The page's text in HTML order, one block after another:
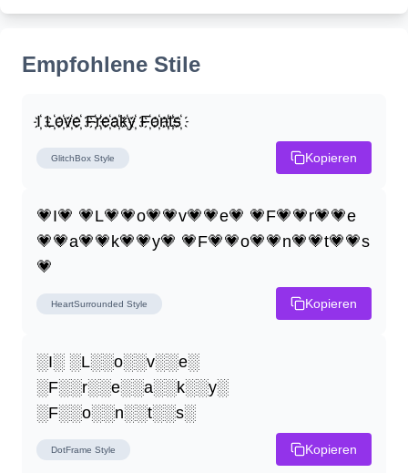
Empfohlene Stile
I҉ L҉o҉v҉e҉ F҉r҉e҉a҉k҉y҉ F҉o҉n҉t҉s҉
GlitchBox Style Kopieren
💗I💗 💗L💗💗o💗💗v💗💗e💗 💗F💗💗r💗💗e
💗💗a💗💗k💗💗y💗 💗F💗💗o💗💗n💗💗t💗💗s
💗
HeartSurrounded Style Kopieren
░I░ ░L░░o░░v░░e░
░F░░r░░e░░a░░k░░y░
░F░░o░░n░░t░░s░
DotFrame Style Kopieren